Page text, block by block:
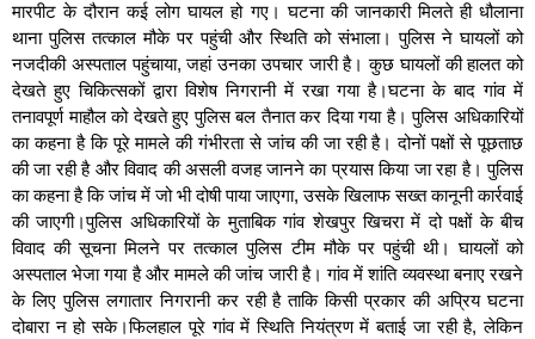
मारपीट के दौरान कई लोग घायल हो गए। घटना की जानकारी मिलते ही धौलाना
थाना पुलिस तत्काल मौके पर पहुंची और स्थिति को संभाला। पुलिस ने घायलों को
नजदीकी अस्पताल पहुंचाया, जहां उनका उपचार जारी है। कुछ घायलों की हालत को
देखते हुए चिकित्सकों द्वारा विशेष निगरानी में रखा गया है।घटना के बाद गांव में
तनावपूर्ण माहौल को देखते हुए पुलिस बल तैनात कर दिया गया है। पुलिस अधिकारियों
का कहना है कि पूरे मामले की गंभीरता से जांच की जा रही है। दोनों पक्षों से पूछताछ
की जा रही है और विवाद की असली वजह जानने का प्रयास किया जा रहा है। पुलिस
का कहना है कि जांच में जो भी दोषी पाया जाएगा, उसके खिलाफ सख्त कानूनी कार्रवाई
की जाएगी।पुलिस अधिकारियों के मुताबिक गांव शेखपुर खिचरा में दो पक्षों के बीच
विवाद की सूचना मिलने पर तत्काल पुलिस टीम मौके पर पहुंची थी। घायलों को
अस्पताल भेजा गया है और मामले की जांच जारी है। गांव में शांति व्यवस्था बनाए रखने
के लिए पुलिस लगातार निगरानी कर रही है ताकि किसी प्रकार की अप्रिय घटना
दोबारा न हो सके।फिलहाल पूरे गांव में स्थिति नियंत्रण में बताई जा रही है, लेकिन